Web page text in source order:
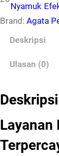
Nyamuk
Brand: Agata
Deskripsi
Ulasan (0)
Deskripsi
Layanan